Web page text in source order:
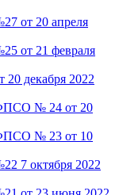
от 20 апреля
от 21 февраля
декабря 2022
№ 24 от 20
№ 23 от 10
7 октября 2022